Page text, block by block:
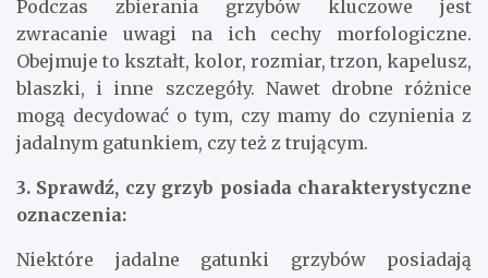
Podczas zbierania grzybów kluczowe jest
zwracanie uwagi na ich cechy morfologiczne.
Obejmuje to kształt, kolor, rozmiar, trzon, kapelusz,
blaszki, i inne szczegóły. Nawet drobne różnice
mogą decydować o tym, czy mamy do czynienia z
jadalnym gatunkiem, czy też z trującym.
3. Sprawdź, czy grzyb posiada charakterystyczne
oznaczenia:
Niektóre jadalne gatunki grzybów posiadają